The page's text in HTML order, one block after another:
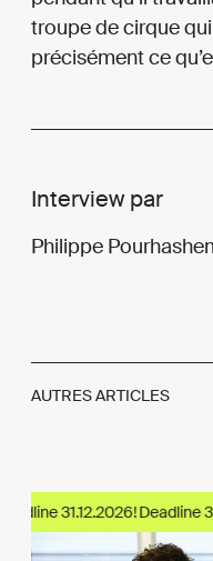
troupe de cirque
précisément ce
Interview par
Philippe
AUTRES ARTICLES
31.12.2026!